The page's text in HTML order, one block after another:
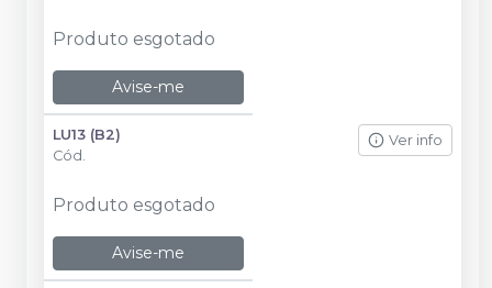
Produto esgotado
Avise-me
LU13 (B2)
Cód.
Ver info
Produto esgotado
Avise-me